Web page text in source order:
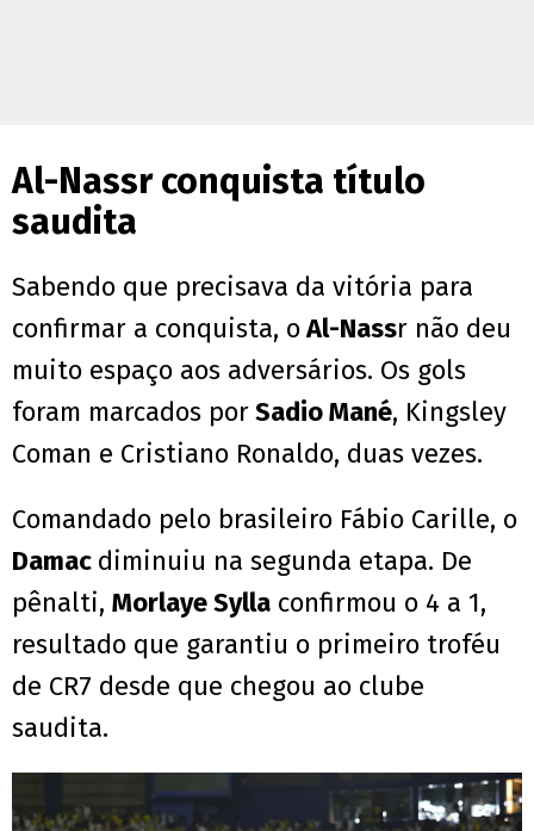
Al-Nassr conquista título
saudita
Sabendo que precisava da vitória para
confirmar a conquista, oAl-Nassr não deu
muito espaço aos adversários. Os gols
foram marcados porSadio Mané, Kingsley
Coman e Cristiano Ronaldo, duas vezes.
Comandado pelo brasileiro Fábio Carille, o
Damac diminuiu na segunda etapa. De
pênalti, Morlaye Sylla confirmou o 4 a 1,
resultado que garantiu o primeiro troféu
de CR7 desde que chegou ao clube
saudita.